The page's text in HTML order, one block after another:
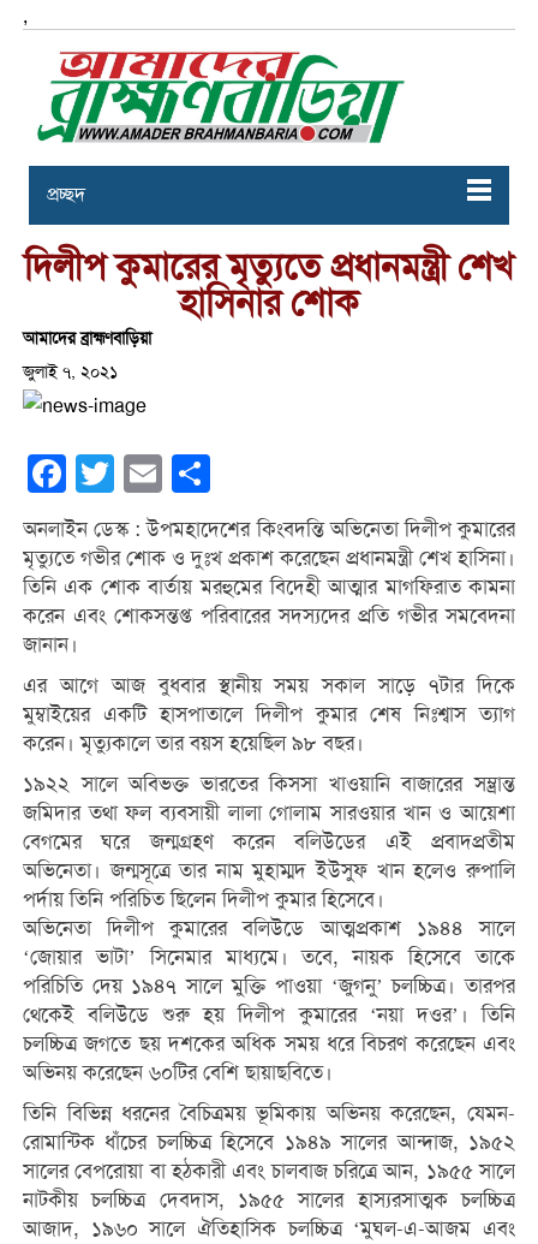
,
প্রচ্ছদ
দিলীপ কুমারের মৃত্যুতে প্রধানমন্ত্রী শেখ
হাসিনার শোক
আমাদের ব্রাহ্মণবাড়িয়া
জুলাই ৭, ২০২১
Facebook
Twitter Email
অনলাইন ডেস্ক : উপমহাদেশের কিংবদন্তি অভিনেতা দিলীপ কুমারের
মৃত্যুতে গভীর শোক ও দুঃখ প্রকাশ করেছেন প্রধানমন্ত্রী শেখ হাসিনা।
তিনি এক শোক বার্তায় মরহুমের বিদেহী আত্মার মাগফিরাত কামনা
করেন এবং শোকসন্তপ্ত পরিবারের সদস্যদের প্রতি গভীর সমবেদনা
জানান।
এর আগে আজ বুধবার স্থানীয় সময় সকাল সাড়ে ৭টার দিকে
মুম্বাইয়ের একটি হাসপাতালে দিলীপ কুমার শেষ নিঃশ্বাস ত্যাগ
করেন। মৃত্যুকালে তার বয়স হয়েছিল ৯৮ বছর।
১৯২২ সালে অবিভক্ত ভারতের কিসসা খাওয়ানি বাজারের সম্ভ্রান্ত
জমিদার তথা ফল ব্যবসায়ী লালা গোলাম সারওয়ার খান ও আয়েশা
বেগমের ঘরে জন্মগ্রহণ করেন বলিউডের এই প্রবাদপ্রতীম
অভিনেতা। জন্মসূত্রে তার নাম মুহাম্মদ ইউসুফ খান হলেও রুপালি
পর্দায় তিনি পরিচিত ছিলেন দিলীপ কুমার হিসেবে।
অভিনেতা দিলীপ কুমারের বলিউডে আত্মপ্রকাশ ১৯৪৪ সালে
‘জোয়ার ভাটা’ সিনেমার মাধ্যমে। তবে, নায়ক হিসেবে তাকে
পরিচিতি দেয় ১৯৪৭ সালে মুক্তি পাওয়া ‘জুগনু’ চলচ্চিত্র। তারপর
থেকেই বলিউডে শুরু হয় দিলীপ কুমারের ‘নয়া দওর’। তিনি
চলচ্চিত্র জগতে ছয় দশকের অধিক সময় ধরে বিচরণ করেছেন এবং
অভিনয় করেছেন ৬০টির বেশি ছায়াছবিতে।
তিনি বিভিন্ন ধরনের বৈচিত্রময় ভূমিকায় অভিনয় করেছেন, যেমন-
রোমান্টিক ধাঁচের চলচ্চিত্র হিসেবে ১৯৪৯ সালের আন্দাজ, ১৯৫২
সালের বেপরোয়া বা হঠকারী এবং চালবাজ চরিত্রে আন, ১৯৫৫ সালে
নাটকীয় চলচ্চিত্র দেবদাস, ১৯৫৫ সালের হাস্যরসাত্মক চলচ্চিত্র
আজাদ, ১৯৬০ সালে ঐতিহাসিক চলচ্চিত্র ‘মুঘল-এ-আজম এবং